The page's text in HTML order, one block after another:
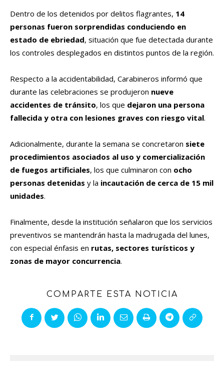
Dentro de los detenidos por delitos flagrantes, 14
personas fueron sorprendidas conduciendo en
estado de ebriedad, situación que fue detectada durante
los controles desplegados en distintos puntos de la región.
Respecto a la accidentabilidad, Carabineros informó que
durante las celebraciones se produjeron nueve
accidentes de tránsito, los que dejaron una persona
fallecida y otra con lesiones graves con riesgo vital.
Adicionalmente, durante la semana se concretaron siete
procedimientos asociados al uso y comercialización
de fuegos artificiales, los que culminaron con ocho
personas detenidas y la incautación de cerca de 15 mil
unidades.
Finalmente, desde la institución señalaron que los servicios
preventivos se mantendrán hasta la madrugada del lunes,
con especial énfasis en rutas, sectores turísticos y
zonas de mayor concurrencia.
COMPARTE ESTA NOTICIA